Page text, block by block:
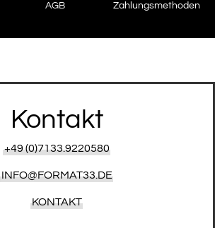
AGB Zahlungsmethoden
Kontakt
+49 (0)7133.9220580
INFO@FORMAT33.DE
KONTAKT